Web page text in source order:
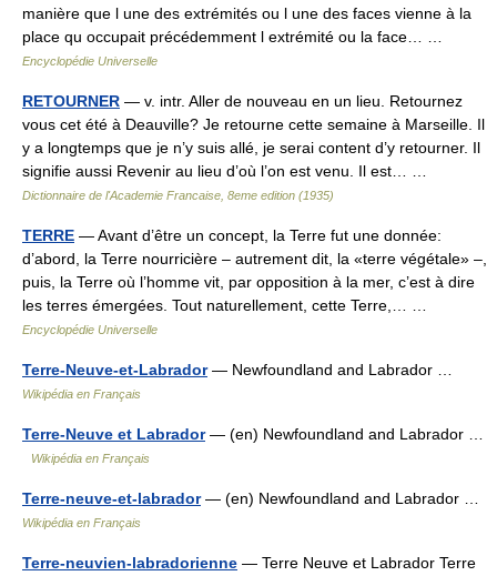
manière que l une des extrémités ou l une des faces vienne à la
place qu occupait précédemment l extrémité ou la face… …
Encyclopédie Universelle
RETOURNER — v. intr. Aller de nouveau en un lieu. Retournez
vous cet été à Deauville? Je retourne cette semaine à Marseille. Il
y a longtemps que je n’y suis allé, je serai content d’y retourner. Il
signifie aussi Revenir au lieu d’où l’on est venu. Il est… …
Dictionnaire de l'Academie Francaise, 8eme edition (1935)
TERRE — Avant d’être un concept, la Terre fut une donnée:
d’abord, la Terre nourricière – autrement dit, la «terre végétale» –,
puis, la Terre où l’homme vit, par opposition à la mer, c’est à dire
les terres émergées. Tout naturellement, cette Terre,… …
Encyclopédie Universelle
Terre-Neuve-et-Labrador— Newfoundland and Labrador …
Wikipédia en Français
Terre-Neuve et Labrador— (en) Newfoundland and Labrador …
Wikipédia en Français
Terre-neuve-et-labrador— (en) Newfoundland and Labrador …
Wikipédia en Français
Terre-neuvien-labradorienne — Terre Neuve et Labrador Terre